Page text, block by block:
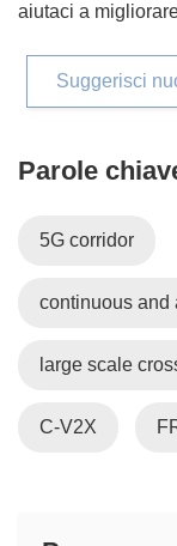
aiutaci a
Suggerisci
Parole
5G corridor
continuous and
large scale
C-V2X